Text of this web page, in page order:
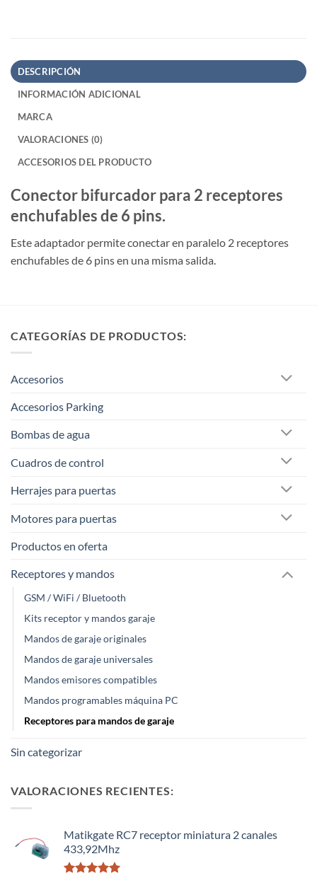
DESCRIPCIÓN
INFORMACIÓN ADICIONAL
MARCA
VALORACIONES (0)
ACCESORIOS DEL PRODUCTO
Conector bifurcador para 2 receptores
enchufables de 6 pins.
Este adaptador permite conectar en paralelo 2 receptores
enchufables de 6 pins en una misma salida.
CATEGORÍAS DE PRODUCTOS:
Accesorios
Accesorios Parking
Bombas de agua
Cuadros de control
Herrajes para puertas
Motores para puertas
Productos en oferta
Receptores y mandos
GSM / WiFi / Bluetooth
Kits receptor y mandos garaje
Mandos de garaje originales
Mandos de garaje universales
Mandos emisores compatibles
Mandos programables máquina PC
Receptores para mandos de garaje
Sin categorizar
VALORACIONES RECIENTES:
Matikgate RC7 receptor miniatura 2 canales
433,92Mhz